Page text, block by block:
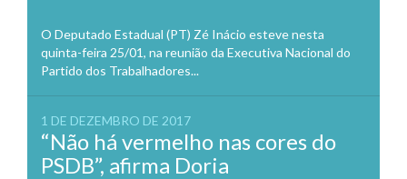
O Deputado Estadual (PT) Zé Inácio esteve nesta
quinta-feira 25/01, na reunião da Executiva Nacional do
Partido dos Trabalhadores...
1 DE DEZEMBRO DE 2017
“Não há vermelho nas cores do
PSDB”, afirma Doria